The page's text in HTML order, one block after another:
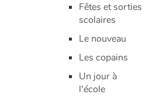
Vidéos & Tutoriaux
Fêtes et sorties
scolaires
Le nouveau
Les copains
Un jour à
l'école